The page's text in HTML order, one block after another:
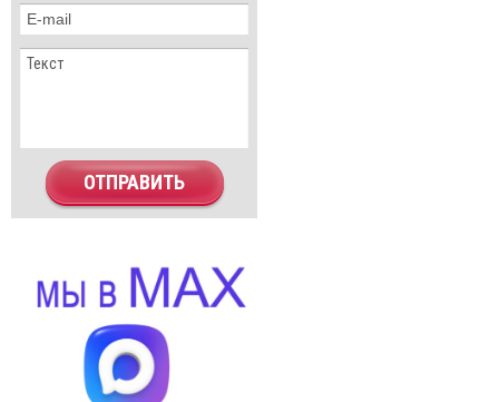
ОТПРАВИТЬ